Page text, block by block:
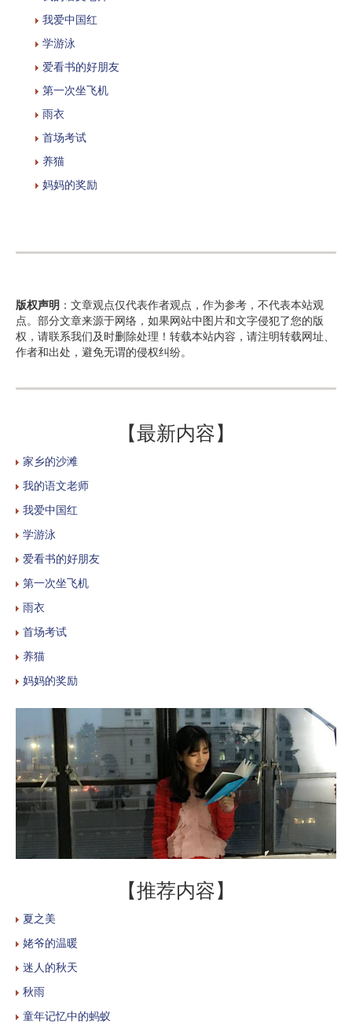
我爱中国红
学游泳
爱看书的好朋友
第一次坐飞机
雨衣
首场考试
养猫
妈妈的奖励
版权声明 ：文章观点仅代表作者观点，作为参考，不代表本站观
点。部分文章来源于网络，如果网站中图片和文字侵犯了您的版
权，请联系我们及时删除处理！转载本站内容，请注明转载网址、
作者和出处，避免无谓的侵权纠纷。
【最新内容】
家乡的沙滩
我的语文老师
我爱中国红
学游泳
爱看书的好朋友
第一次坐飞机
雨衣
首场考试
养猫
妈妈的奖励
【推荐内容】
夏之美
姥爷的温暖
迷人的秋天
秋雨
童年记忆中的蚂蚁